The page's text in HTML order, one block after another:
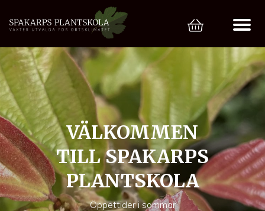
VÄLKOMMEN
TILL SPAKARPS
PLANTSKOLA
Öppettider i sommar